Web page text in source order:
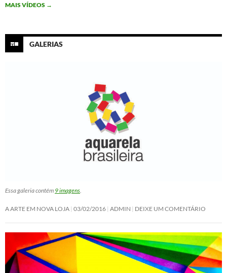
k
n
MAIS VÍDEOS →
GALERIAS
Essa galeria contém 9 imagens.
A ARTE EM NOVA LOJA 03/02/2016 ADMIN DEIXE UM COMENTÁRIO